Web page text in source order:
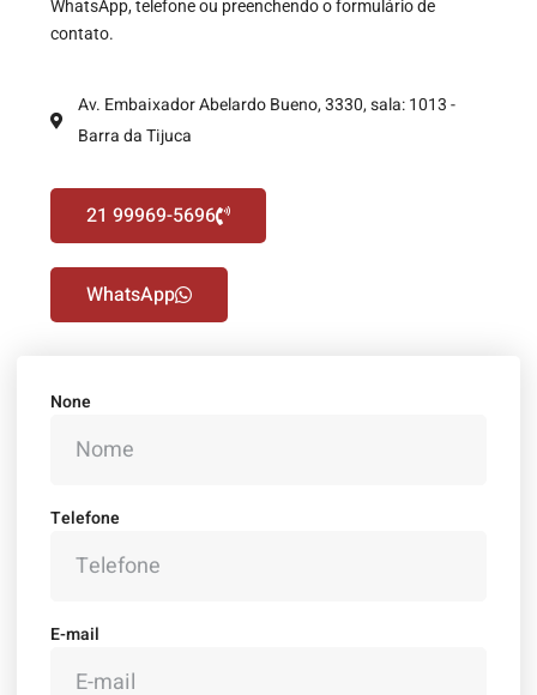
WhatsApp, telefone ou preenchendo o formulário de
contato.
Av. Embaixador Abelardo Bueno, 3330, sala: 1013 -
Barra da Tijuca
21 99969-5696
WhatsApp
None
Telefone
E-mail